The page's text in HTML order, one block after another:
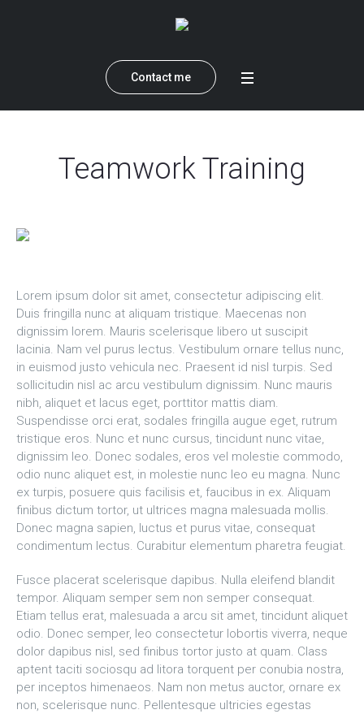
Contact me
Teamwork Training
Lorem ipsum dolor sit amet, consectetur adipiscing elit.
Duis fringilla nunc at aliquam tristique. Maecenas non
dignissim lorem. Mauris scelerisque libero ut suscipit
lacinia. Nam vel purus lectus. Vestibulum ornare tellus nunc,
in euismod justo vehicula nec. Praesent id nisl turpis. Sed
sollicitudin nisl ac arcu vestibulum dignissim. Nunc mauris
nibh, aliquet et lacus eget, porttitor mattis diam.
Suspendisse orci erat, sodales fringilla augue eget, rutrum
tristique eros. Nunc et nunc cursus, tincidunt nunc vitae,
dignissim leo. Donec sodales, eros vel molestie commodo,
odio nunc aliquet est, in molestie nunc leo eu magna. Nunc
ex turpis, posuere quis facilisis et, faucibus in ex. Aliquam
finibus dictum tortor, ut ultrices magna malesuada mollis.
Donec magna sapien, luctus et purus vitae, consequat
condimentum lectus. Curabitur elementum pharetra feugiat.
Fusce placerat scelerisque dapibus. Nulla eleifend blandit
tempor. Aliquam semper sem non semper consequat.
Etiam tellus erat, malesuada a arcu sit amet, tincidunt aliquet
odio. Donec semper, leo consectetur lobortis viverra, neque
dolor dapibus nisl, sed finibus tortor justo at quam. Class
aptent taciti sociosqu ad litora torquent per conubia nostra,
per inceptos himenaeos. Nam non metus auctor, ornare ex
non, scelerisque nunc. Pellentesque ultricies egestas